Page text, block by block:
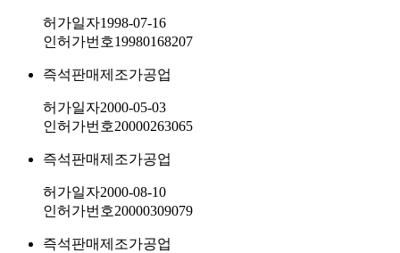
허가일자1998-07-16
인허가번호19980168207
즉석판매제조가공업
허가일자2000-05-03
인허가번호20000263065
즉석판매제조가공업
허가일자2000-08-10
인허가번호20000309079
즉석판매제조가공업